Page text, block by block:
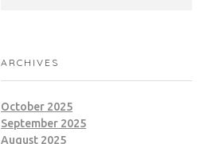
ARCHIVES
October 2025
September 2025
August 2025